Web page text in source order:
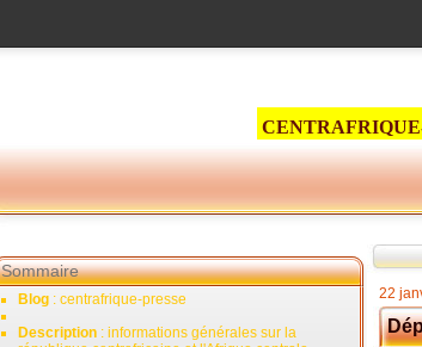
Sommaire
Blog : centrafrique-presse
Description : informations générales sur la
22